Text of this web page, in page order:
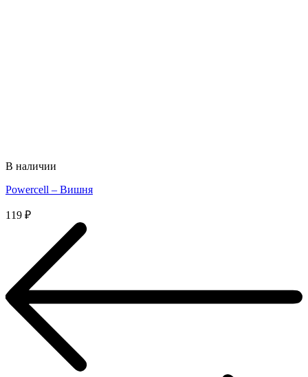
В наличии
Powercell – Вишня
119 ₽